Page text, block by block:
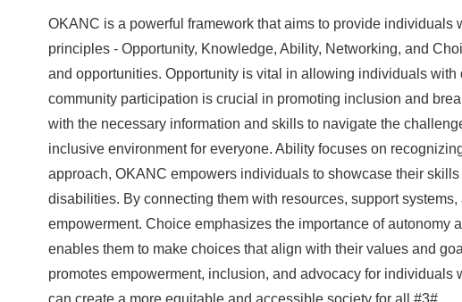
OKANC is a powerful framework that aims to provide
principles - Opportunity, Knowledge, Ability, Networking, and
and opportunities. Opportunity is vital in allowing individuals
community participation is crucial in promoting inclusion and
with the necessary information and skills to navigate the
inclusive environment for everyone. Ability focuses on
approach, OKANC empowers individuals to showcase their
disabilities. By connecting them with resources, support
empowerment. Choice emphasizes the importance of
enables them to make choices that align with their values and
promotes empowerment, inclusion, and advocacy for
can create a more equitable and accessible society for all.#3#